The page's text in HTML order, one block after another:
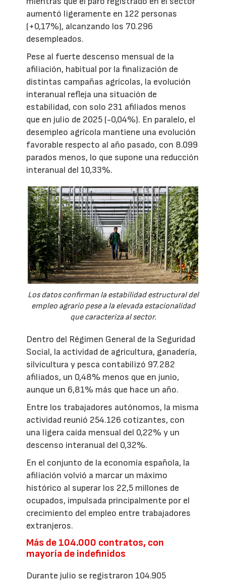
aumentó ligeramente en 122 personas
(+0,17%), alcanzando los 70.296
desempleados.
Pese al fuerte descenso mensual de la
afiliación, habitual por la finalización de
distintas campañas agrícolas, la evolución
interanual refleja una situación de
estabilidad, con solo 231 afiliados menos
que en julio de 2025 (-0,04%). En paralelo, el
desempleo agrícola mantiene una evolución
favorable respecto al año pasado, con 8.099
parados menos, lo que supone una reducción
interanual del 10,33%.
Los datos confirman la estabilidad estructural del
empleo agrario pese a la elevada estacionalidad
que caracteriza al sector.
Dentro del Régimen General de la Seguridad
Social, la actividad de agricultura, ganadería,
silvicultura y pesca contabilizó 97.282
afiliados, un 0,48% menos que en junio,
aunque un 6,81% más que hace un año.
Entre los trabajadores autónomos, la misma
actividad reunió 254.126 cotizantes, con
una ligera caída mensual del 0,22% y un
descenso interanual del 0,32%.
En el conjunto de la economía española, la
afiliación volvió a marcar un máximo
histórico al superar los 22,5 millones de
ocupados, impulsada principalmente por el
crecimiento del empleo entre trabajadores
extranjeros.
Más de 104.000 contratos, con
mayoría de indefinidos
Durante julio se registraron 104.905